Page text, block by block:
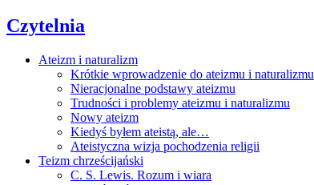
Czytelnia
Ateizm i naturalizm
Krótkie wprowadzenie do ateizmu i naturalizmu
Nieracjonalne podstawy ateizmu
Trudności i problemy ateizmu i naturalizmu
Nowy ateizm
Kiedyś byłem ateistą, ale…
Ateistyczna wizja pochodzenia religii
Teizm chrześcijański
C. S. Lewis. Rozum i wiara